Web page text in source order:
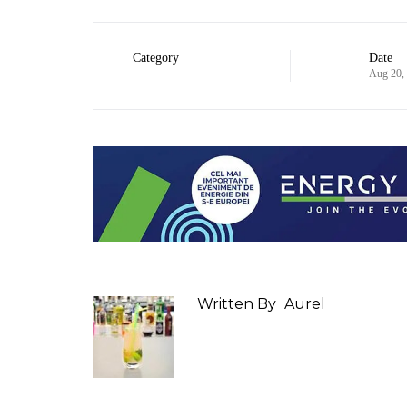
Category Date
Aug 20,
Written By Aurel